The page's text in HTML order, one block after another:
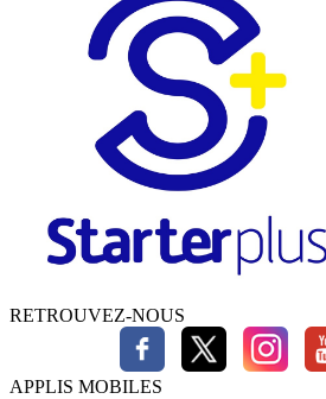
RETROUVEZ-NOUS
APPLIS MOBILES